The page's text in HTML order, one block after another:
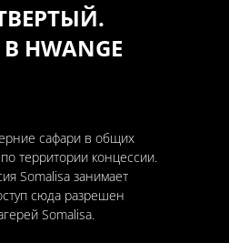
HWANGE
сафари в общих
территории концессии.
Somalisa занимает
сюда разрешен
Somalisa.